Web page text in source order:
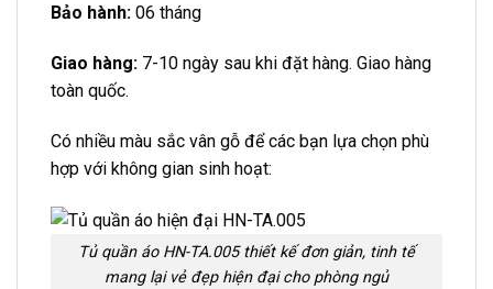
Bảo hành: 06 tháng
Giao hàng: 7-10 ngày sau khi đặt hàng. Giao hàng
toàn quốc.
Có nhiều màu sắc vân gỗ để các bạn lựa chọn phù
hợp với không gian sinh hoạt:
Tủ quần áo HN-TA.005 thiết kế đơn giản, tinh tế
mang lại vẻ đẹp hiện đại cho phòng ngủ